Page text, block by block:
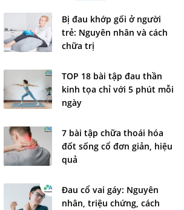
Bị đau khớp gối ở người
trẻ: Nguyên nhân và cách
chữa trị
TOP 18 bài tập đau thần
kinh tọa chỉ với 5 phút mỗi
ngày
7 bài tập chữa thoái hóa
đốt sống cổ đơn giản, hiệu
quả
Đau cổ vai gáy: Nguyên
nhân, triệu chứng, cách